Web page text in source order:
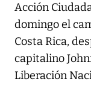
Acción
domingo el
Costa Rica,
capitalino
Liberación